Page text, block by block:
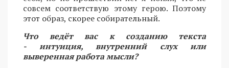
совсем соответствую этому герою. Поэтому
этот образ, скорее собирательный.
Что ведёт вас к созданию текста
- интуиция, внутренний слух или
выверенная работа мысли?